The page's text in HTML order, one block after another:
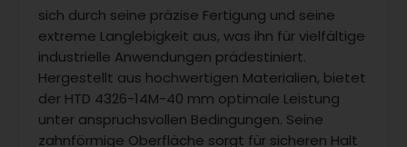
sich durch seine präzise Fertigung und seine
extreme Langlebigkeit aus, was ihn für vielfältige
industrielle Anwendungen prädestiniert.
Hergestellt aus hochwertigen Materialien, bietet
der HTD 4326-14M-40 mm optimale Leistung
unter anspruchsvollen Bedingungen. Seine
zahnförmige Oberfläche sorgt für sicheren Halt